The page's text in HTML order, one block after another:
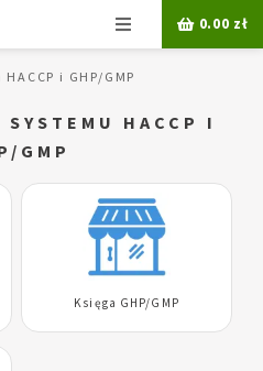
Menu 0.00 zł
i GHP/GMP
SYSTEMU HACCP I
GMP
Księga GHP/GMP